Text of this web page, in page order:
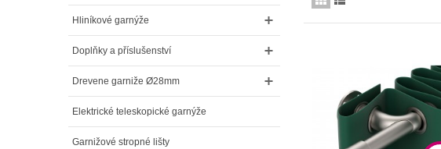
Hliníkové garnýže
Doplňky a příslušenství
Drevene garniže Ø28mm
Elektrické teleskopické garnýže
Garnižové stropné lišty